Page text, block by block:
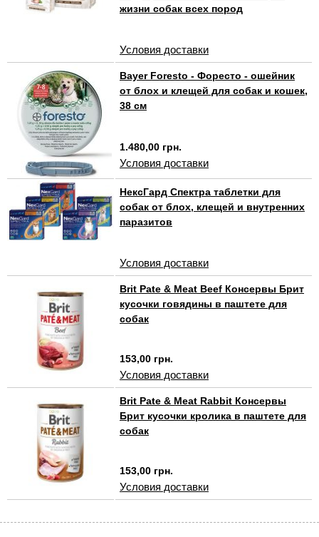
жизни собак всех пород
Условия доставки
Bayer Foresto - Форесто - ошейник
от блох и клещей для собак и кошек,
38 см
1.480,00 грн.
Условия доставки
НексГард Спектра таблетки для
собак от блох, клещей и внутренних
паразитов
Условия доставки
Brit Pate & Meat Beef Консервы Брит
кусочки говядины в паштете для
собак
153,00 грн.
Условия доставки
Brit Pate & Meat Rabbit Консервы
Брит кусочки кролика в паштете для
собак
153,00 грн.
Условия доставки